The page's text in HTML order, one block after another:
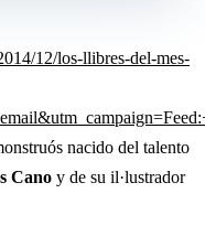
12/los-llibres-del-mes-
nacido del talento
Cano y de su il·lustrador